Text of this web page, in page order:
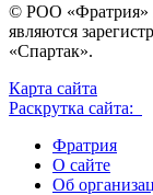
© РОО «Фратрия»
являются
«Спартак».
Карта сайта
Раскрутка сайта:
Фратрия
О сайте
Об